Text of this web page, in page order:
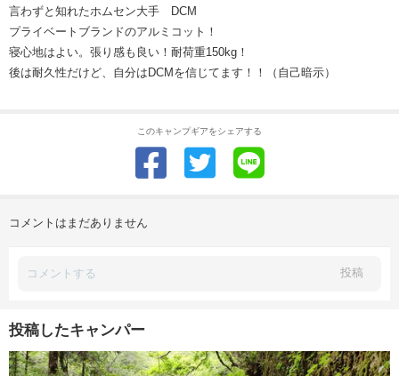
言わずと知れたホムセン大手 DCM
プライベートブランドのアルミコット！
寝心地はよい。張り感も良い！耐荷重150kg！
後は耐久性だけど、自分はDCMを信じてます！！（自己暗示）
このキャンプギアをシェアする
コメントはまだありません
投稿
投稿したキャンパー